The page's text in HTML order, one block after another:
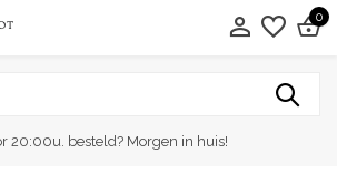
0
20:00u. besteld? Morgen in huis!